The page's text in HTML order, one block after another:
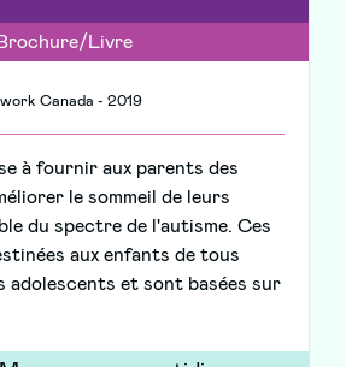
Livre
Canada - 2019
à fournir aux parents des
le sommeil de leurs
du spectre de l'autisme. Ces
aux enfants de tous
adolescents et sont basées sur